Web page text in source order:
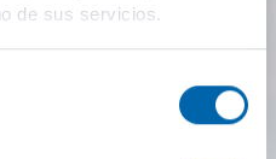
de sus servicios.